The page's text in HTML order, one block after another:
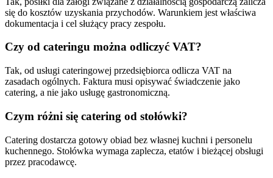
się do kosztów uzyskania przychodów. Warunkiem jest właściwa
dokumentacja i cel służący pracy zespołu.
Czy od cateringu można odliczyć VAT?
Tak, od usługi cateringowej przedsiębiorca odlicza VAT na
zasadach ogólnych. Faktura musi opisywać świadczenie jako
catering, a nie jako usługę gastronomiczną.
Czym różni się catering od stołówki?
Catering dostarcza gotowy obiad bez własnej kuchni i personelu
kuchennego. Stołówka wymaga zaplecza, etatów i bieżącej obsługi
przez pracodawcę.